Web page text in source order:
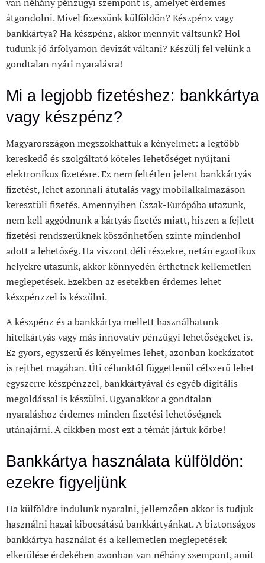
átgondolni. Mivel fizessünk külföldön? Készpénz vagy
bankkártya? Ha készpénz, akkor mennyit váltsunk? Hol
tudunk jó árfolyamon devizát váltani? Készülj fel velünk a
gondtalan nyári nyaralásra!
Mi a legjobb fizetéshez: bankkártya
vagy készpénz?
Magyarországon megszokhattuk a kényelmet: a legtöbb
kereskedő és szolgáltató köteles lehetőséget nyújtani
elektronikus fizetésre. Ez nem feltétlen jelent bankkártyás
fizetést, lehet azonnali átutalás vagy mobilalkalmazáson
keresztüli fizetés. Amennyiben Észak-Európába utazunk,
nem kell aggódnunk a kártyás fizetés miatt, hiszen a fejlett
fizetési rendszerüknek köszönhetően szinte mindenhol
adott a lehetőség. Ha viszont déli részekre, netán egzotikus
helyekre utazunk, akkor könnyedén érthetnek kellemetlen
meglepetések. Ezekben az esetekben érdemes lehet
készpénzzel is készülni.
A készpénz és a bankkártya mellett használhatunk
hitelkártyás vagy más innovatív pénzügyi lehetőségeket is.
Ez gyors, egyszerű és kényelmes lehet, azonban kockázatot
is rejthet magában. Úti célunktól függetlenül célszerű lehet
egyszerre készpénzzel, bankkártyával és egyéb digitális
megoldással is készülni. Ugyanakkor a gondtalan
nyaraláshoz érdemes minden fizetési lehetőségnek
utánajárni. A cikkben most ezt a témát jártuk körbe!
Bankkártya használata külföldön:
ezekre figyeljünk
Ha külföldre indulunk nyaralni, jellemzően akkor is tudjuk
használni hazai kibocsátású bankkártyánkat. A biztonságos
bankkártya használat és a kellemetlen meglepetések
elkerülése érdekében azonban van néhány szempont, amit